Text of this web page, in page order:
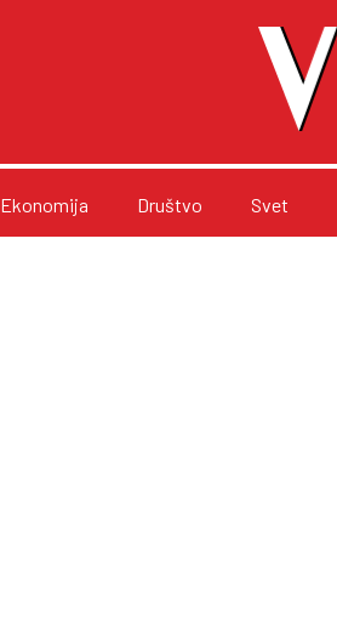
Ekonomija Društvo Svet